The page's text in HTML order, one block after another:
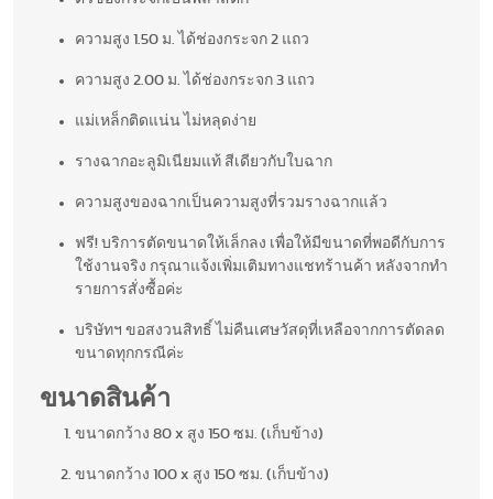
ความสูง 1.50 ม. ได้ช่องกระจก 2 แถว
ความสูง 2.00 ม. ได้ช่องกระจก 3 แถว
แม่เหล็กติดแน่น ไม่หลุดง่าย
รางฉากอะลูมิเนียมแท้ สีเดียวกับใบฉาก
ความสูงของฉากเป็นความสูงที่รวมรางฉากแล้ว
ฟรี! บริการตัดขนาดให้เล็กลง เพื่อให้มีขนาดที่พอดีกับการ
ใช้งานจริง กรุณาแจ้งเพิ่มเติมทางแชทร้านค้า หลังจากทำ
รายการสั่งซื้อค่ะ
บริษัทฯ ขอสงวนสิทธิ์ ไม่คืนเศษวัสดุที่เหลือจากการตัดลด
ขนาดทุกกรณีค่ะ
ขนาดสินค้า
ขนาดกว้าง 80 x สูง 150 ซม. (เก็บข้าง)
ขนาดกว้าง 100 x สูง 150 ซม. (เก็บข้าง)